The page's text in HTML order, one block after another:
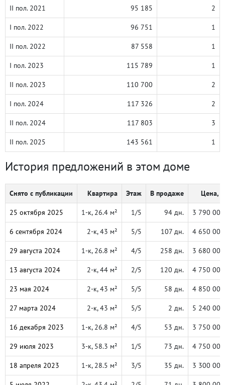
II пол. 2021 95 185 2
I пол. 2022 96 751 1
II пол. 2022 87 558 1
I пол. 2023 115 789 1
II пол. 2023 110 700 2
I пол. 2024 117 326 2
II пол. 2024 117 803 3
II пол. 2025 143 561 1
История предложений в этом доме
Снято с публикации Квартира Этаж В продаже Цена, ₽
25 октября 2025 1-к, 26.4 м² 1/5 94 дн. 3 790 000
6 сентября 2024 2-к, 43 м² 5/5 107 дн. 4 650 000
29 августа 2024 1-к, 26.8 м² 4/5 258 дн. 3 680 000
13 августа 2024 2-к, 44 м² 2/5 120 дн. 4 750 000
23 мая 2024 2-к, 43 м² 5/5 58 дн. 4 850 000
27 марта 2024 2-к, 43 м² 5/5 2 дн. 5 240 000
16 декабря 2023 1-к, 26.8 м² 4/5 53 дн. 3 750 000
29 июля 2023 3-к, 58.3 м² 1/5 73 дн. 4 750 000
18 апреля 2023 1-к, 28.5 м² 3/5 35 дн. 3 300 000